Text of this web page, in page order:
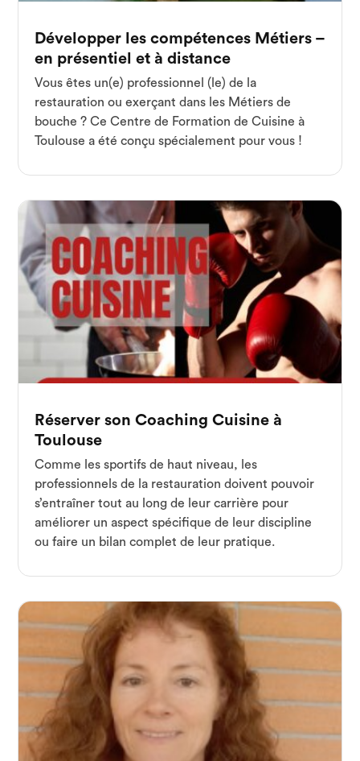
Développer les compétences Métiers –
en présentiel et à distance
Vous êtes un(e) professionnel (le) de la
restauration ou exerçant dans les Métiers de
bouche ? Ce Centre de Formation de Cuisine à
Toulouse a été conçu spécialement pour vous !
Réserver son Coaching Cuisine à
Toulouse
Comme les sportifs de haut niveau, les
professionnels de la restauration doivent pouvoir
s’entraîner tout au long de leur carrière pour
améliorer un aspect spécifique de leur discipline
ou faire un bilan complet de leur pratique.